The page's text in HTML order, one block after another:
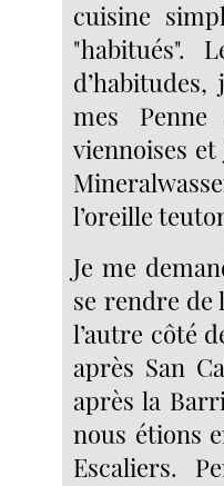
cuisine
"habitués".
mes Penne
viennoises
l’oreille
Je me
se rendre de
l’autre côté
après San
après la
nous étions
Escaliers.